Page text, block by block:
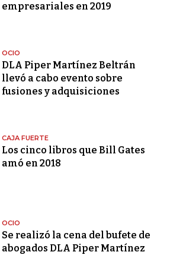
empresariales en 2019
OCIO
DLA Piper Martínez Beltrán
llevó a cabo evento sobre
fusiones y adquisiciones
CAJA FUERTE
Los cinco libros que Bill Gates
amó en 2018
OCIO
Se realizó la cena del bufete de
abogados DLA Piper Martínez